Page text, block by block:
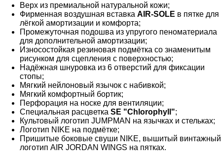
Верх из премиальной натуральной кожи;
Фирменная воздушная вставка AIR-SOLE в пятке для
лёгкой амортизации и комфорта;
Промежуточная подошва из упругого пеноматериала
для дополнительной амортизации;
Износостойкая резиновая подмётка со знаменитым
рисунком для сцепления с поверхностью;
Надёжная шнуровка из 6 отверстий для фиксации
стопы;
Мягкий нейлоновый язычок с набивкой;
Мягкий комфортный бортик;
Перфорация на носке для вентиляции;
Специальная расцветка SE "Chlorophyll";
Культовый логотип JUMPMAN на язычках и стельках;
Логотип NIKE на подмётке;
Пришитые боковые свуши NIKE, вышитый винтажный
логотип AIR JORDAN WINGS на пятках.